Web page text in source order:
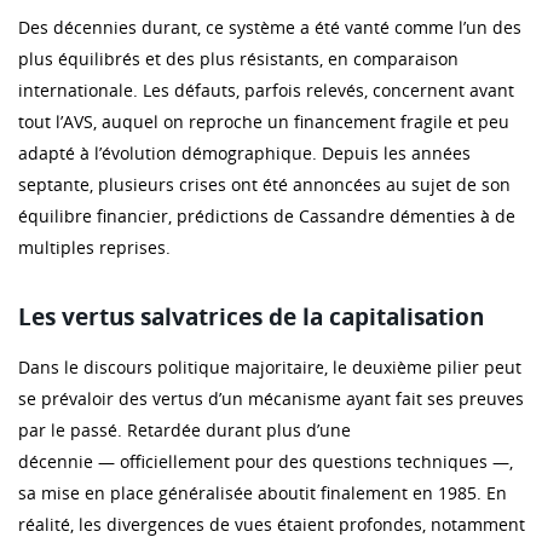
Des décennies durant, ce système a été vanté comme l’un des
plus équilibrés et des plus résistants, en comparaison
internationale. Les défauts, parfois relevés, concernent avant
tout l’AVS, auquel on reproche un financement fragile et peu
adapté à l’évolution démographique. Depuis les années
septante, plusieurs crises ont été annoncées au sujet de son
équilibre financier, prédictions de Cassandre démenties à de
multiples reprises.
Les vertus salvatrices de la capitalisation
Dans le discours politique majoritaire, le deuxième pilier peut
se prévaloir des vertus d’un mécanisme ayant fait ses preuves
par le passé. Retardée durant plus d’une
décennie — officiellement pour des questions techniques —,
sa mise en place généralisée aboutit finalement en 1985. En
réalité, les divergences de vues étaient profondes, notamment